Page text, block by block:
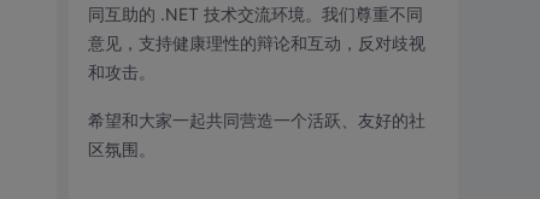
同互助的 .NET 技术交流环境。我们尊重不同
意见，支持健康理性的辩论和互动，反对歧视
和攻击。
希望和大家一起共同营造一个活跃、友好的社
区氛围。